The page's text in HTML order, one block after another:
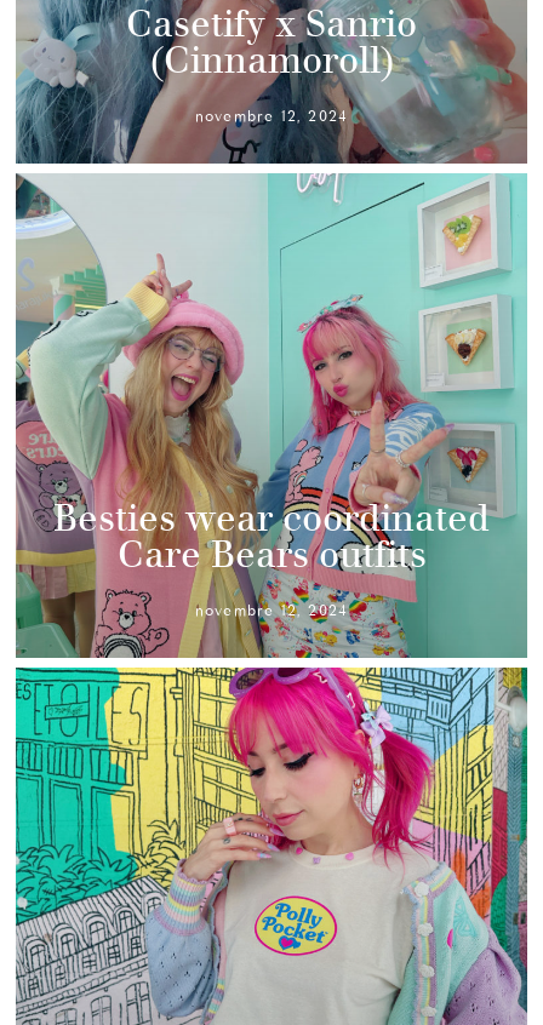
Casetify x Sanrio
(Cinnamoroll)
novembre 12, 2024
Besties wear coordinated
Care Bears outfits
novembre 12, 2024